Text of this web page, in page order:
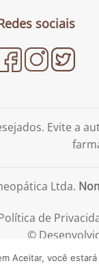
sociais
Evite a
Ltda.
de
©
Aceitar, você